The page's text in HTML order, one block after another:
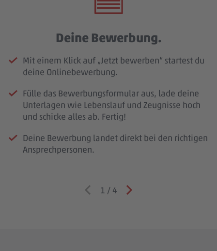
Deine Bewerbung.
Mit einem Klick auf „Jetzt bewerben“ startest du
deine Onlinebewerbung.
Fülle das Bewerbungsformular aus, lade deine
Unterlagen wie Lebenslauf und Zeugnisse hoch
und schicke alles ab. Fertig!
Deine Bewerbung landet direkt bei den richtigen
Ansprechpersonen.
1 / 4